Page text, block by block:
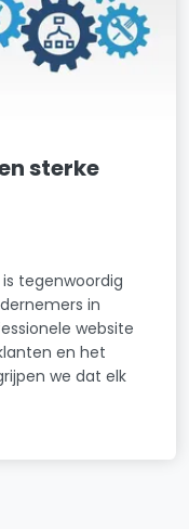
sterke
tegenwoordig
in
website
en het
we dat elk